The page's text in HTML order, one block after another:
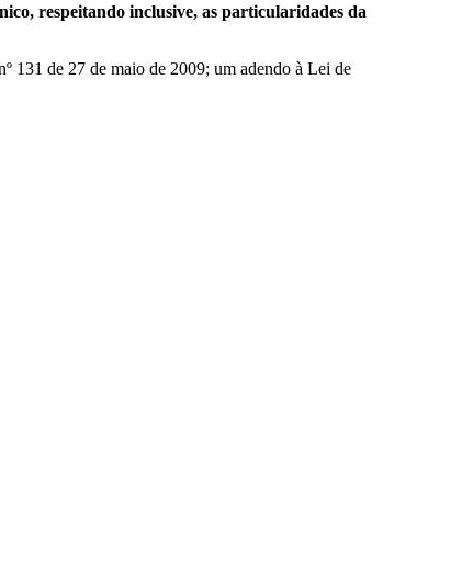
respeitando inclusive, as particularidades da
131 de 27 de maio de 2009; um adendo à Lei de